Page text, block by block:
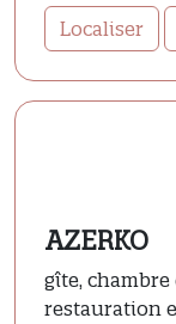
Localiser
AZERKO
gîte,
restauration